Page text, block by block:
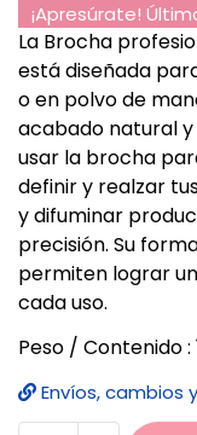
¡Apresúrate!
La Brocha
está diseñada
o en polvo de
acabado natural y
usar la brocha
definir y realzar
y difuminar
precisión. Su
permiten lograr
cada uso.
Peso / Contenido :
Envíos, cambios